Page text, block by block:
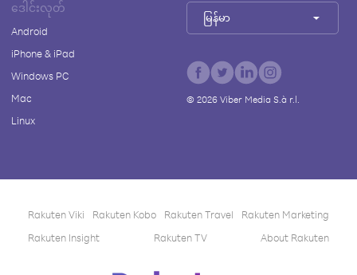
ဒေါင်းလုတ်
Android
iPhone & iPad
Windows PC
Mac
Linux
မြန်မာ
© 2026Viber Media S.à r.l.
Rakuten Viki Rakuten Kobo Rakuten Travel
Rakuten Marketing
Rakuten Insight
Rakuten TV About Rakuten